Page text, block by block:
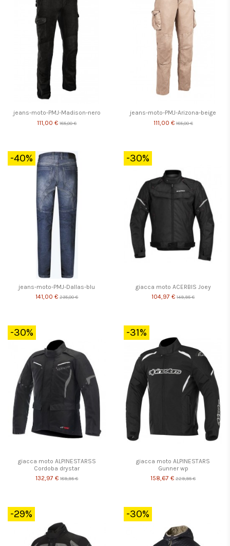
jeans-moto-PMJ-Madison-nero
111,00 € 185,00 €
jeans-moto-PMJ-Arizona-beige
111,00 € 185,00 €
-40%
jeans-moto-PMJ-Dallas-blu
141,00 € 235,00 €
-30%
giacca moto ACERBIS Joey
104,97 € 149,95 €
-30%
giacca moto ALPINESTARSS
Cordoba drystar
132,97 € 189,95 €
-31%
giacca moto ALPINESTARS
Gunner wp
158,67 € 229,95 €
-29% -30%